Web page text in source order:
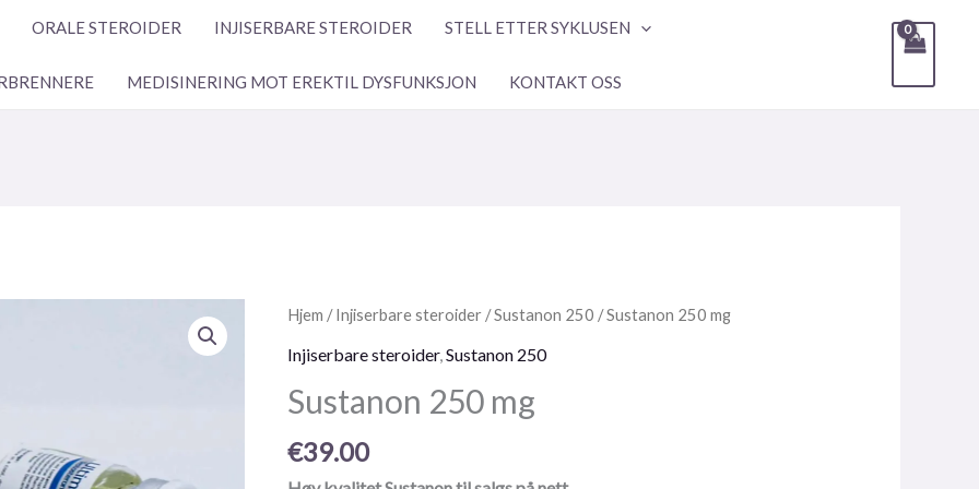
ORALE STEROIDER INJISERBARE STEROIDER STELL ETTER SYKLUSEN
MEDISINERING MOT EREKTIL DYSFUNKSJON KONTAKT OSS
Hjem /Injiserbare steroider /Sustanon 250 / Sustanon 250 mg
Injiserbare steroider,Sustanon 250
Sustanon 250 mg
€39.00
Sustanon
mengde